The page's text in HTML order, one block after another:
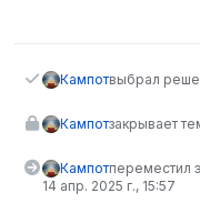
Кампотвыбрал
Кампотзакрывает
Кампотпереместил
14 апр. 2025 г., 15:57